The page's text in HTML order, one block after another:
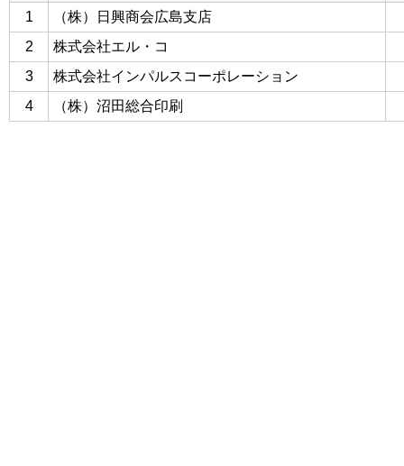
1
（株）日興商会広島支店
2
株式会社エル・コ
3
株式会社インパルスコーポレーション
4
（株）沼田総合印刷